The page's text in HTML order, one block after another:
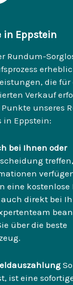
in Eppstein
Rundum-
die für
Verkauf
unseres
in Eppstein:
bei Ihnen oder
eine kostenlose
direkt bei
über die beste
ist eine